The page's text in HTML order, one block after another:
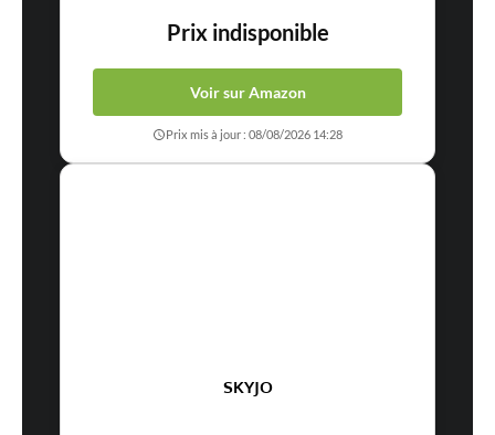
Prix indisponible
Voir sur Amazon
Prix mis à jour : 08/08/2026 14:28
SKYJO